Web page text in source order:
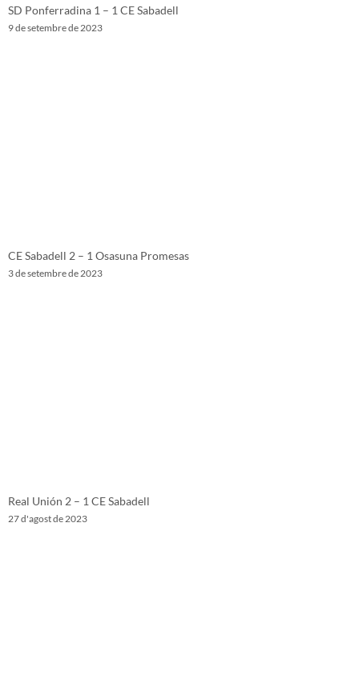
SD Ponferradina 1 – 1 CE Sabadell
9 de setembre de 2023
CE Sabadell 2 – 1 Osasuna Promesas
3 de setembre de 2023
Real Unión 2 – 1 CE Sabadell
27 d'agost de 2023